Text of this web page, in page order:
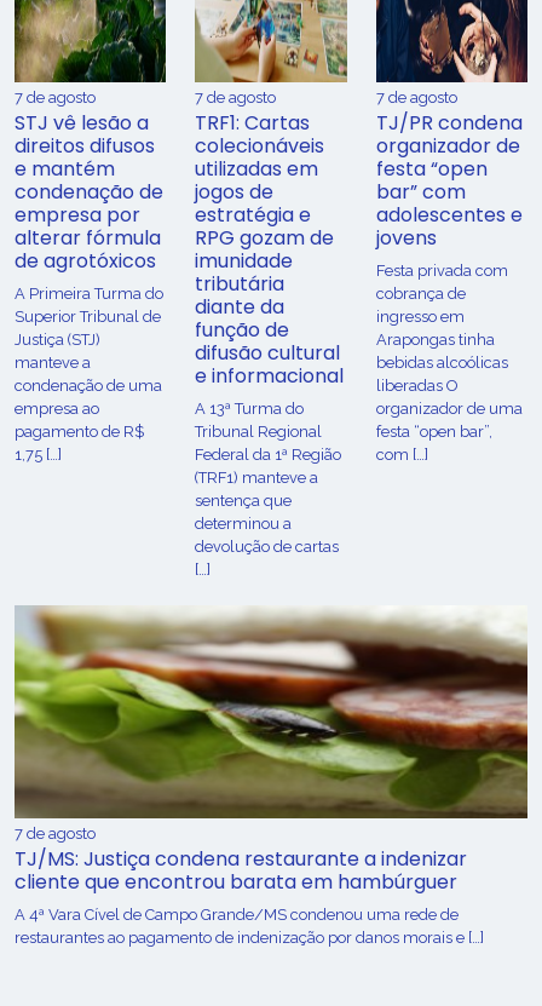
7 de agosto
STJ vê lesão a
direitos difusos
e mantém
condenação de
empresa por
alterar fórmula
de agrotóxicos
​A Primeira Turma do
Superior Tribunal de
Justiça (STJ)
manteve a
condenação de uma
empresa ao
pagamento de R$
1,75 […]
7 de agosto
TRF1: Cartas
colecionáveis
utilizadas em
jogos de
estratégia e
RPG gozam de
imunidade
tributária
diante da
função de
difusão cultural
e informacional
A 13ª Turma do
Tribunal Regional
Federal da 1ª Região
(TRF1) manteve a
sentença que
determinou a
devolução de cartas
[…]
7 de agosto
TJ/PR condena
organizador de
festa “open
bar” com
adolescentes e
jovens
Festa privada com
cobrança de
ingresso em
Arapongas tinha
bebidas alcoólicas
liberadas O
organizador de uma
festa “open bar”,
com […]
7 de agosto
TJ/MS: Justiça condena restaurante a indenizar
cliente que encontrou barata em hambúrguer
A 4ª Vara Cível de Campo Grande/MS condenou uma rede de
restaurantes ao pagamento de indenização por danos morais e […]